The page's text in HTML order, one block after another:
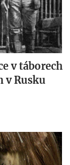
v táborech
Rusku